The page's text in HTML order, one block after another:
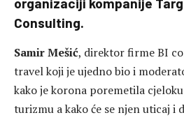
organizaciji kompanije
Consulting.
Samir Mešić, direktor firme BI
travel koji je ujedno bio i
kako je korona poremetila
turizmu a kako će se njen uticaj i